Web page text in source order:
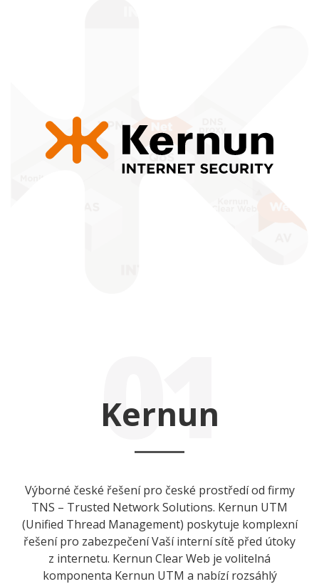
Kernun
01
Výborné české řešení pro české prostředí od firmy
TNS – Trusted Network Solutions. Kernun UTM
(Unified Thread Management) poskytuje komplexní
řešení pro zabezpečení Vaší interní sítě před útoky
z internetu. Kernun Clear Web je volitelná
komponenta Kernun UTM a nabízí rozsáhlý